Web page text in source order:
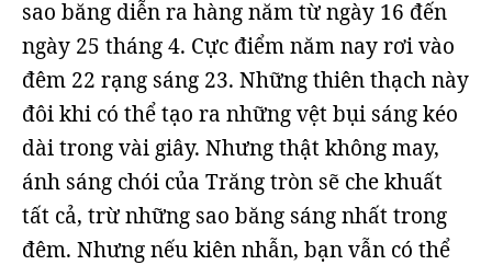
sao băng diễn ra hàng năm từ ngày 16 đến
ngày 25 tháng 4. Cực điểm năm nay rơi vào
đêm 22 rạng sáng 23. Những thiên thạch này
đôi khi có thể tạo ra những vệt bụi sáng kéo
dài trong vài giây. Nhưng thật không may,
ánh sáng chói của Trăng tròn sẽ che khuất
tất cả, trừ những sao băng sáng nhất trong
đêm. Nhưng nếu kiên nhẫn, bạn vẫn có thể